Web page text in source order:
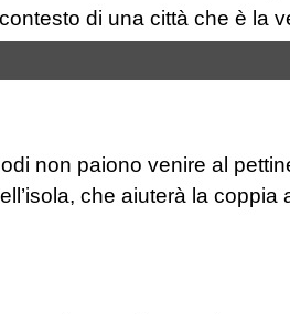
di una città che è la
non paiono venire al
che aiuterà la